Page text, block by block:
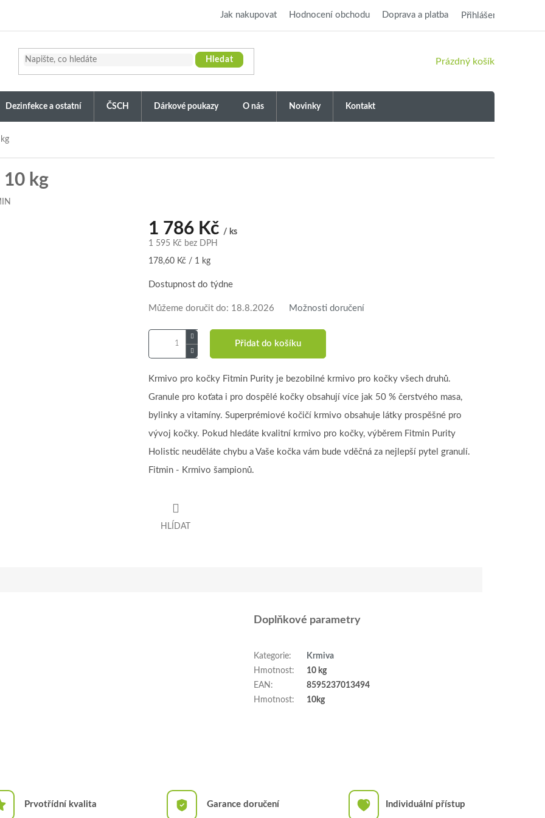
Jak nakupovat Hodnocení obchodu Doprava a platba Přihlášení
Hledat
NÁKUPNÍ
Prázdný košík
Dezinfekce a ostatní ČSCH Dárkové poukazy O nás Novinky Kontakt
kg
1 786 Kč / ks
1 595 Kč bez DPH
Měrná
178,60 Kč / 1 kg
Dostupnost do týdne
Můžeme doručit do: 18.8.2026 Možnosti doručení
Přidat do košíku
Krmivo pro kočky Fitmin Purity je bezobilné krmivo pro kočky všech druhů.
Granule pro koťata i pro dospělé kočky obsahují více jak 50 % čerstvého masa,
bylinky a vitamíny. Superprémiové kočičí krmivo obsahuje látky prospěšné pro
vývoj kočky. Pokud hledáte kvalitní krmivo pro kočky, výběrem Fitmin Purity
Holistic neuděláte chybu a Vaše kočka vám bude vděčná za nejlepší pytel granulí.
Fitmin - Krmivo šampionů.
HLÍDAT
Doplňkové parametry
Kategorie:
Krmiva
Hmotnost:
10 kg
EAN :
8595237013494
Hmotnost: 10kg
Prvotřídní kvalita Garance doručení Individuální přístup